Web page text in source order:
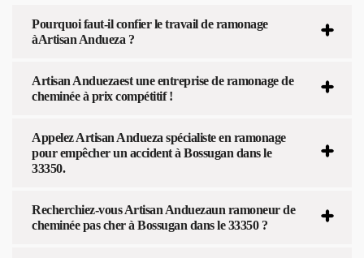
Pourquoi faut-il confier le travail de ramonage
àArtisan Andueza ?
Artisan Anduezaest une entreprise de ramonage de
cheminée à prix compétitif !
Appelez Artisan Andueza spécialiste en ramonage
pour empêcher un accident à Bossugan dans le
33350.
Recherchiez-vous Artisan Anduezaun ramoneur de
cheminée pas cher à Bossugan dans le 33350 ?